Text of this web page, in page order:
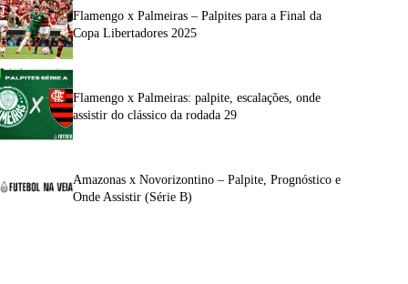
Flamengo x Palmeiras – Palpites para a Final da
Copa Libertadores 2025
Flamengo x Palmeiras: palpite, escalações, onde
assistir do clássico da rodada 29
Amazonas x Novorizontino – Palpite, Prognóstico e
Onde Assistir (Série B)